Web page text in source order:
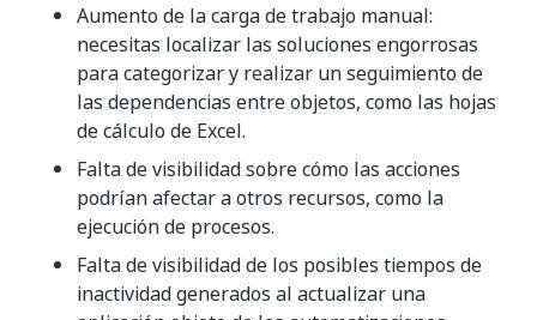
Aumento de la carga de trabajo manual:
necesitas localizar las soluciones engorrosas
para categorizar y realizar un seguimiento de
las dependencias entre objetos, como las hojas
de cálculo de Excel.
Falta de visibilidad sobre cómo las acciones
podrían afectar a otros recursos, como la
ejecución de procesos.
Falta de visibilidad de los posibles tiempos de
inactividad generados al actualizar una